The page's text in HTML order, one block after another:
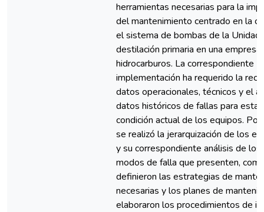
herramientas necesarias para la
del mantenimiento centrado en la
el sistema de bombas de la Unidad
destilación primaria en una empresa
hidrocarburos. La correspondiente
implementación ha requerido la
datos operacionales, técnicos y el
datos históricos de fallas para
condición actual de los equipos.
se realizó la jerarquización de los
y su correspondiente análisis de
modos de falla que presenten,
definieron las estrategias de
necesarias y los planes de
elaboraron los procedimientos de